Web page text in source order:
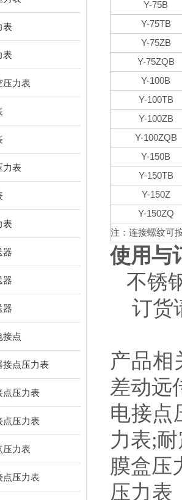
表
表
压力表
力表
表
器
器
器
接点
接点压力表
点压力表
点压力表
压力表
点压力表
Y-75B
Y-75TB
Y-75ZB
Y-75ZQB
Y-100B
Y-100TB
Y-100ZB
Y-100ZQB
Y-150B
Y-150TB
Y-150Z
Y-150ZQ
注：连接螺纹可
使用与
不锈
订货
产品相
差动远
电接点
力表;
膜盒压
压力表